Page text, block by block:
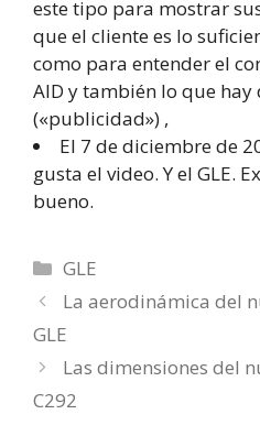
este tipo para mostrar
que el cliente es lo
como para entender el
AID y también lo que hay
(«publicidad») ,
El 7 de diciembre de
gusta el video. Y el GLE.
bueno.
Categorías
GLE
La aerodinámica del
GLE
Las dimensiones del
C292